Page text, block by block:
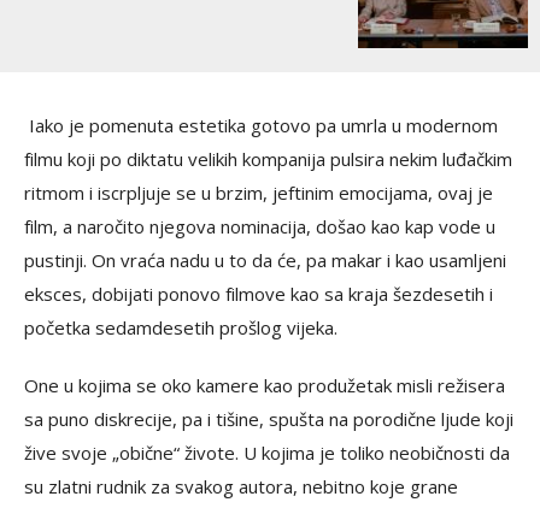
Iako je pomenuta estetika gotovo pa umrla u modernom
filmu koji po diktatu velikih kompanija pulsira nekim luđačkim
ritmom i iscrpljuje se u brzim, jeftinim emocijama, ovaj je
film, a naročito njegova nominacija, došao kao kap vode u
pustinji. On vraća nadu u to da će, pa makar i kao usamljeni
eksces, dobijati ponovo filmove kao sa kraja šezdesetih i
početka sedamdesetih prošlog vijeka.
One u kojima se oko kamere kao produžetak misli režisera
sa puno diskrecije, pa i tišine, spušta na porodične ljude koji
žive svoje „obične“ živote. U kojima je toliko neobičnosti da
su zlatni rudnik za svakog autora, nebitno koje grane